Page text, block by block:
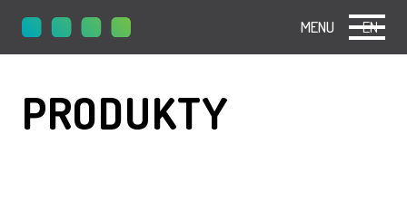
MENU EN
PRODUKTY